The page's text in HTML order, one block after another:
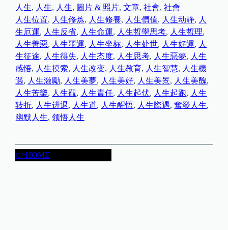
人生, 人生, 人生, 圖片 & 照片, 文章, 社會, 社會
人生位置, 人生修炼, 人生修養, 人生價值, 人生动静, 人
生厄運, 人生反省, 人生命運, 人生哲學思考, 人生哲理
人生善惡, 人生噩運, 人生坐标, 人生处世, 人生好運, 人
生征途, 人生得失, 人生态度, 人生思考, 人生惡夢, 人生
感悟, 人生摸索, 人生改变, 人生教育, 人生智慧, 人生機
遇, 人生激勵, 人生美夢, 人生美好, 人生美景, 人生美醜
人生苦樂, 人生觀, 人生責任, 人生起伏, 人生起跑, 人生
转折, 人生进退, 人生道, 人生醒悟, 人生際遇, 奮發人生
幽默人生, 领悟人生
👉HOME